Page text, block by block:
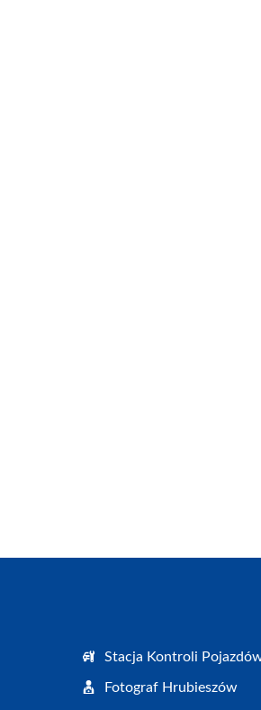
Stacja Kontroli
Fotograf Hrubieszów